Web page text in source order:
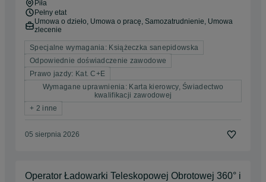
Piła
Pełny etat
Umowa o dzieło, Umowa o pracę, Samozatrudnienie, Umowa
zlecenie
Specjalne wymagania: Książeczka sanepidowska
Odpowiednie doświadczenie zawodowe
Prawo jazdy: Kat. C+E
Wymagane uprawnienia: Karta kierowcy, Świadectwo
kwalifikacji zawodowej
+ 2 inne
05 sierpnia 2026
Operator Ładowarki Teleskopowej Obrotowej 360° i